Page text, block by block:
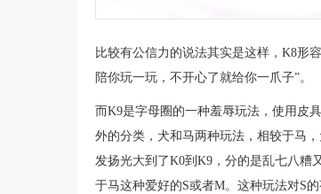
比较有公信力的说法其实是这样，K8形
陪你玩一玩，不开心了就给你一爪子”。
而K9是字母圈的一种羞辱玩法，使用皮
外的分类，犬和马两种玩法，相较于马
发扬光大到了K0到K9，分的是乱七八糟
于马这种爱好的S或者M。这种玩法对S